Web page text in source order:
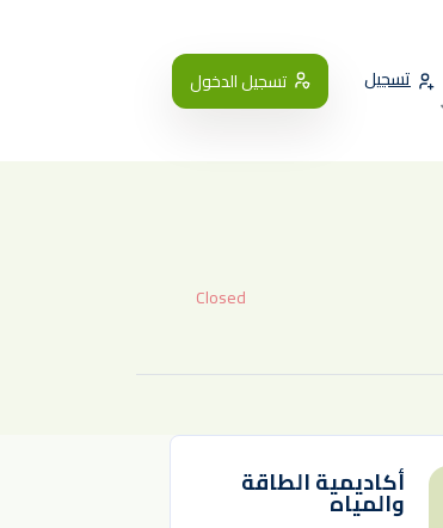
تسجيل تسجيل الدخول
Closed
⁧أكاديمية الطاقة
والمياه⁩